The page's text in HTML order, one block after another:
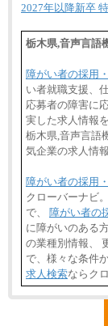
2027年以降新卒
栃木県,音声言語
障がい者の採用
い者就職支援、
応募者の障害に
実した求人情報
栃木県,音声言語
気企業の求人情
障がい者の採用
クローバーナビ
で、 障がい者の
に障がいのある
の業種別情報、
で、様々な条件
求人検索ならク